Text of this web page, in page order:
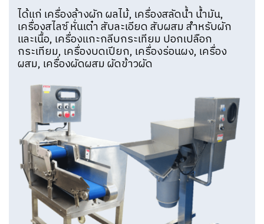
ได้แก่ เครื่องล้างผัก ผลไม้, เครื่องสลัดน้ำ น้ำมัน,
เครื่องสไลซ์ หั่นเต๋า สับละเอียด สับผสม สำหรับผัก
และเนื้อ, เครื่องแกะกลีบกระเทียม ปอกเปลือก
กระเทียม, เครื่องบดเปียก, เครื่องร่อนผง, เครื่อง
ผสม, เครื่องผัดผสม ผัดข้าวผัด